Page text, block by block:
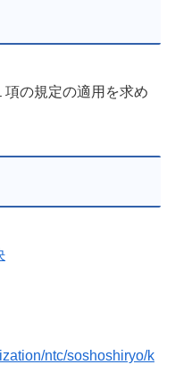
の規定の適用を求め
ntc/soshoshiryo/k